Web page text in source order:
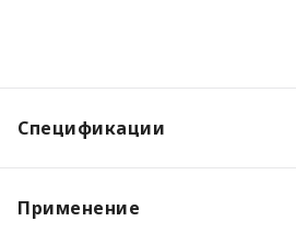
Спецификации
Применение